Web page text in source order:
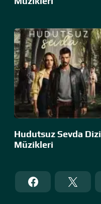
Hudutsuz Sevda Dizi
Müzikleri